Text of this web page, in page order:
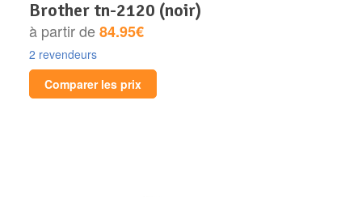
brother tn-2120 (noir)
à partir de84.95€
2 revendeurs
Comparer les prix